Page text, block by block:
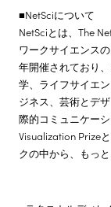
■NetSciについて
NetSciとは、The
ワークサイエンス
年開催されており
学、ライフサイエ
ジネス、芸術とデ
際的コミュニケー
Visualization Prize
クの中から、もっ